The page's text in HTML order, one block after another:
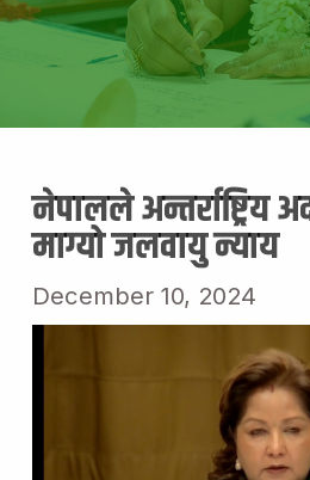
नेपालले अन्तर्राष्ट्रिय
माग्यो जलवायु न्याय
December 10, 2024